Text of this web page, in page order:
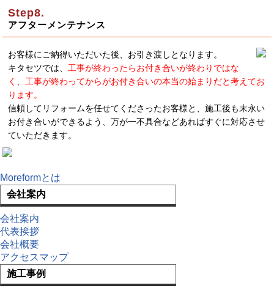
アフターメンテナンス
お客様にご納得いただいた後、お引き渡しとなります。
キタセツでは、工事が終わったらお付き合いが終わりではな
く、工事が終わってからがお付き合いの本当の始まりだと考えてお
ります。
信頼してリフォームを任せてくださったお客様と、施工後も末永い
お付き合いができるよう、万が一不具合などあればすぐに対応させ
ていただきます。
Moreformとは
会社案内
会社案内
代表挨拶
会社概要
アクセスマップ
施工事例